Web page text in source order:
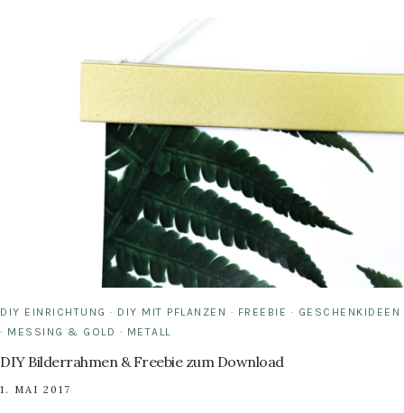
ORGANIZER
PROTEA
DIY EINRICHTUNG · DIY MIT PFLANZEN · FREEBIE · GESCHENKIDEEN
· MESSING & GOLD · METALL
DIY Bilderrahmen & Freebie zum Download
1. MAI 2017